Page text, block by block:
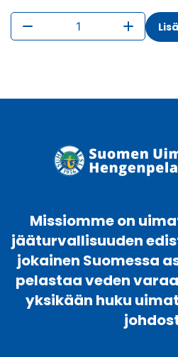
Elinvoimaa
vedestä
Missiomme on
jääturvallisuuden
jokainen Suomessa
pelastaa veden
yksikään huku